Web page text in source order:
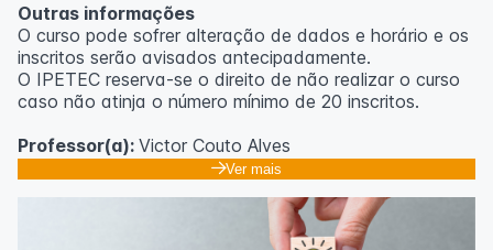
Outras informações
O curso pode sofrer alteração de dados e horário e os
inscritos serão avisados ​​antecipadamente.
O IPETEC reserva-se o direito de não realizar o curso
caso não atinja o número mínimo de 20 inscritos.
Professor(a): Victor Couto Alves
Ver mais